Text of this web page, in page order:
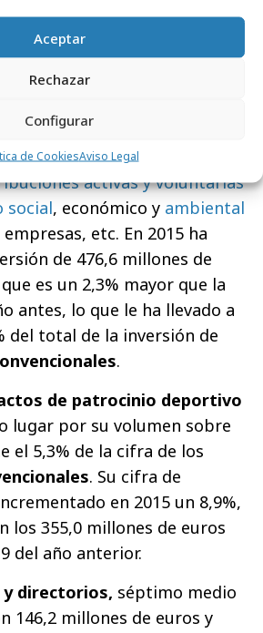
Aceptar
Rechazar
Configurar
de CookiesAviso Legal
es del 7,7%.
en quinta posición es
mecenazgo, marketing
tipo, como conciertos,
exposiciones, actos
activas y voluntarias
social, económico y ambiental
etc. En 2015 ha
de 476,6 millones de
es un 2,3% mayor que la
antes, lo que le ha llevado a
del total de la inversión de
.
de patrocinio deportivo
lugar por su volumen sobre
el 5,3% de la cifra de los
. Su cifra de
en 2015 un 8,9%,
los 355,0 millones de euros
del año anterior.
y directorios, séptimo medio
146,2 millones de euros y